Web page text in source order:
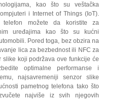
kao što su veštačka
i Internet of Things (IoT).
možete da koristite za
uređajima kao što su kućni
Pored toga, bez obzira na
lica za bezbednost ili NFC za
slike koji podržava ove funkcije će
optimalne performanse i
najsavremeniji senzor slike
pametnog telefona tako što
najviše iz svih njegovih